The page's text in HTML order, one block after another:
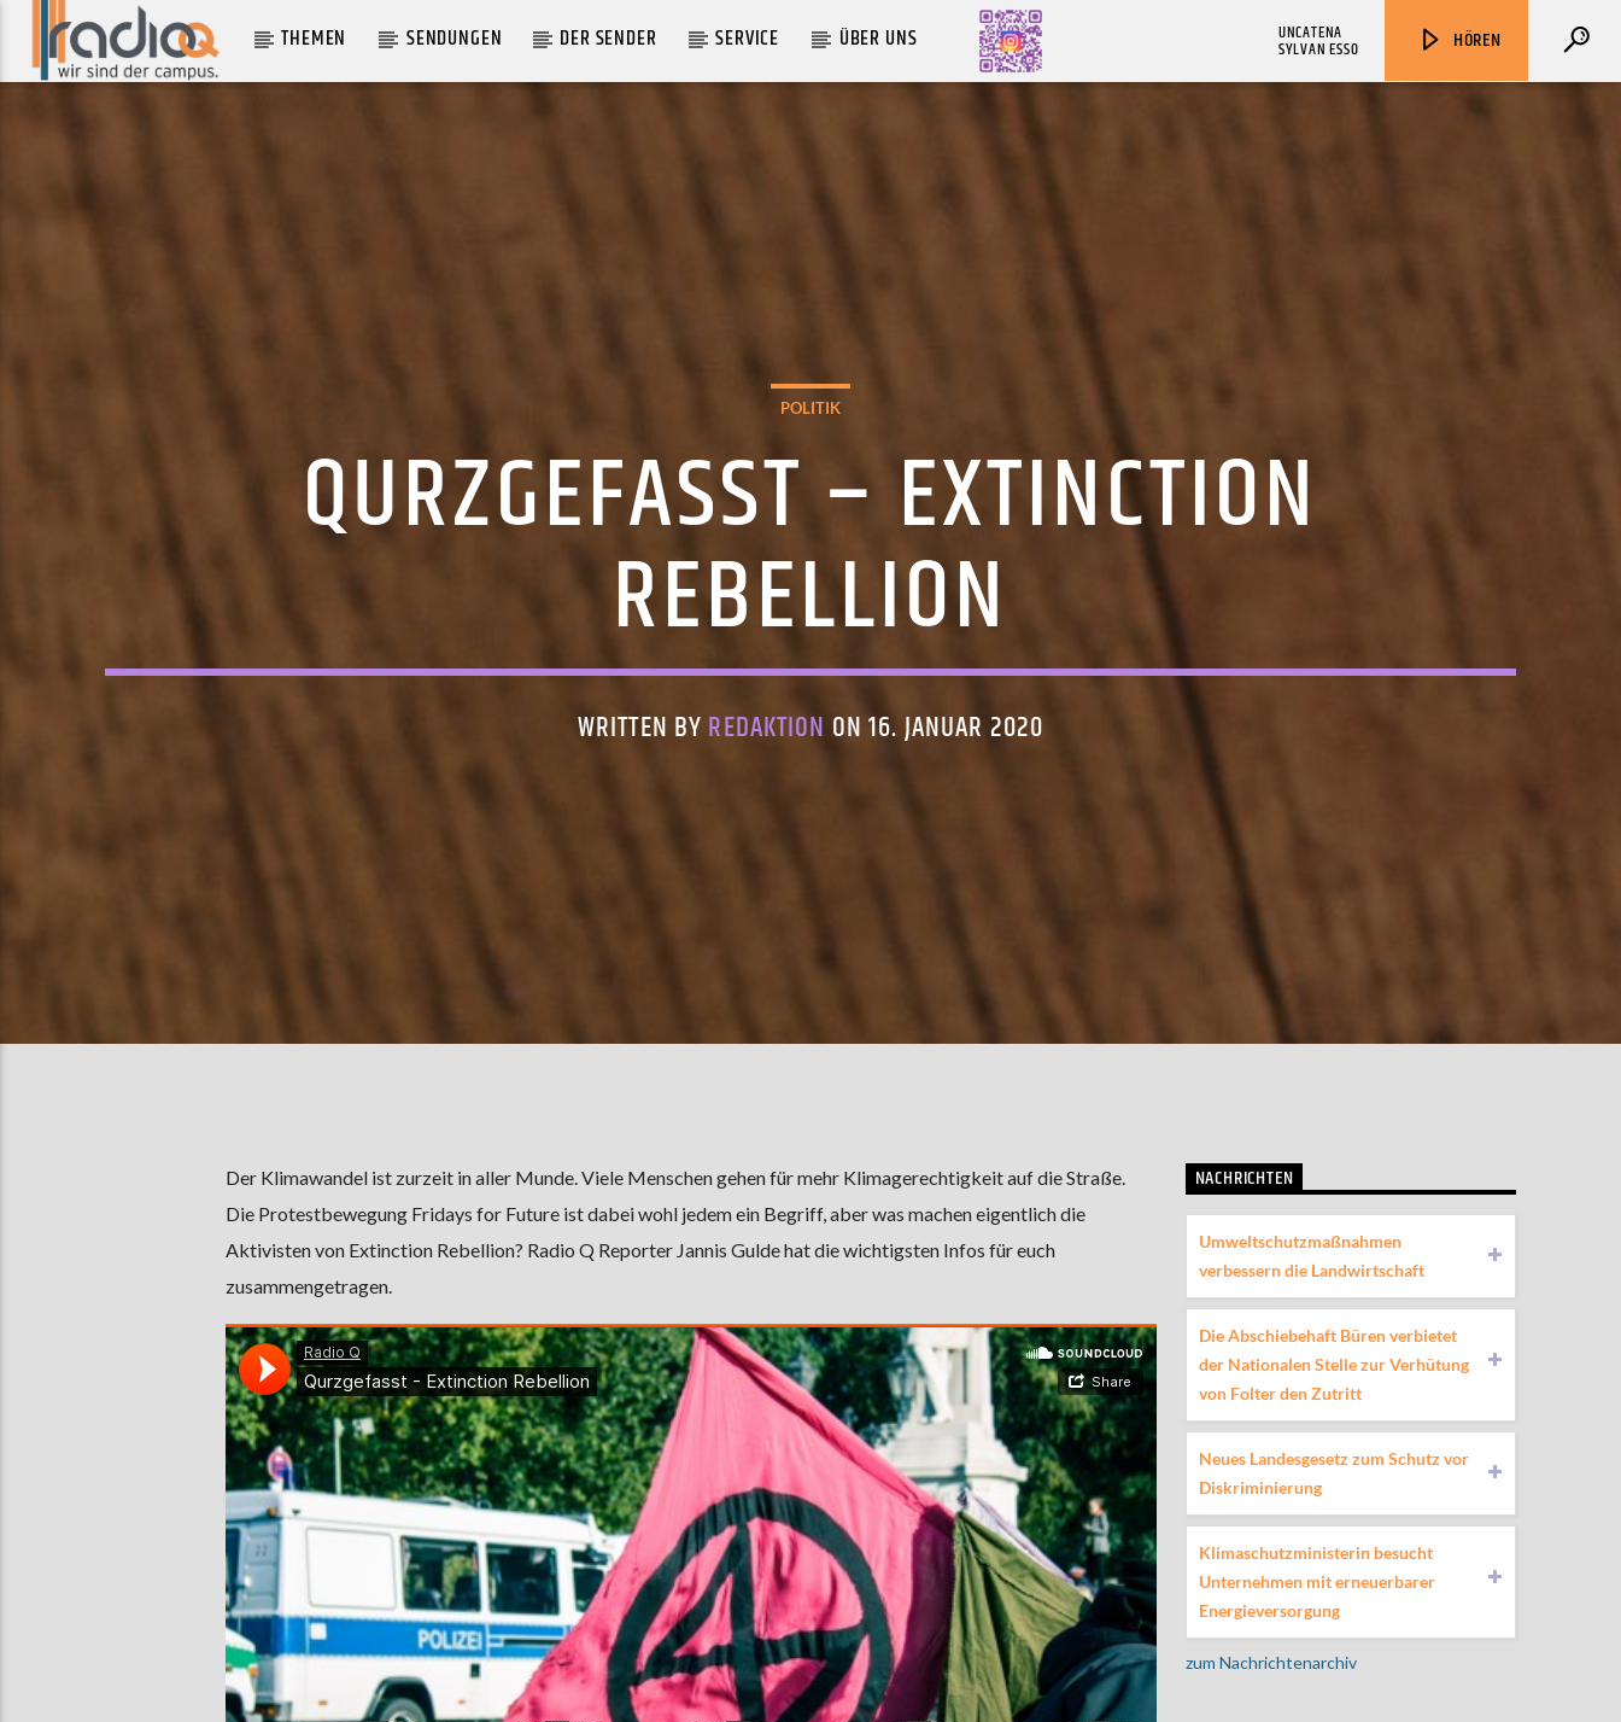
THEMEN SENDUNGEN DER SENDER SERVICE ÜBER UNS HÖREN
UNCATENA
SYLVAN ESSO
POLITIK
QURZGEFASST – EXTINCTION
REBELLION
WRITTEN BY REDAKTION ON 16. JANUAR 2020
Der Klimawandel ist zurzeit in aller Munde. Viele Menschen gehen für mehr Klimagerechtigkeit auf die Straße.
Die Protestbewegung Fridays for Future ist dabei wohl jedem ein Begriff, aber was machen eigentlich die
Aktivisten von Extinction Rebellion? Radio Q Reporter Jannis Gulde hat die wichtigsten Infos für euch
zusammengetragen.
NACHRICHTEN
Umweltschutzmaßnahmen
verbessern die Landwirtschaft
Die Abschiebehaft Büren verbietet
der Nationalen Stelle zur Verhütung
von Folter den Zutritt
Neues Landesgesetz zum Schutz vor
Diskriminierung
Klimaschutzministerin besucht
Unternehmen mit erneuerbarer
Energieversorgung
zum Nachrichtenarchiv